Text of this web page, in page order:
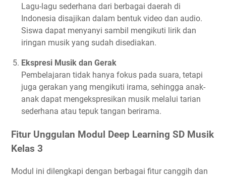
Lagu-lagu sederhana dari berbagai daerah di
Indonesia disajikan dalam bentuk video dan audio.
Siswa dapat menyanyi sambil mengikuti lirik dan
iringan musik yang sudah disediakan.
Ekspresi Musik dan Gerak
Pembelajaran tidak hanya fokus pada suara, tetapi
juga gerakan yang mengikuti irama, sehingga anak-
anak dapat mengekspresikan musik melalui tarian
sederhana atau tepuk tangan berirama.
Fitur Unggulan Modul Deep Learning SD Musik
Kelas 3
Modul ini dilengkapi dengan berbagai fitur canggih dan